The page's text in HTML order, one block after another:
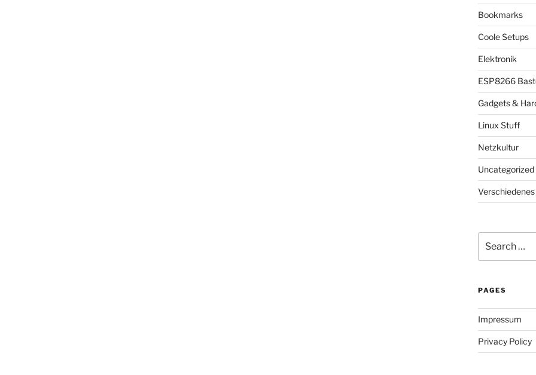
Bookmarks
Coole Setups
Elektronik
ESP8266
Gadgets &
Linux Stuff
Netzkultur
Uncategorized
Verschiedenes
for:
PAGES
Impressum
Privacy Policy